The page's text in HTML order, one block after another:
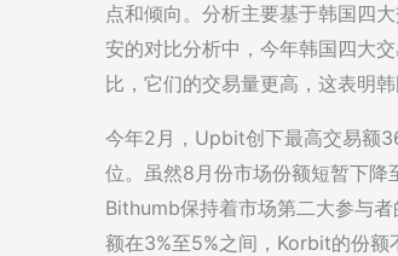
点和倾向。分析主要基于韩国四
安的对比分析中，今年韩国四大
比，它们的交易量更高，这表明
今年2月，Upbit创下最高交易额
位。虽然8月份市场份额短暂下降
Bithumb保持着市场第二大参与
额在3%至5%之间，Korbit的份额